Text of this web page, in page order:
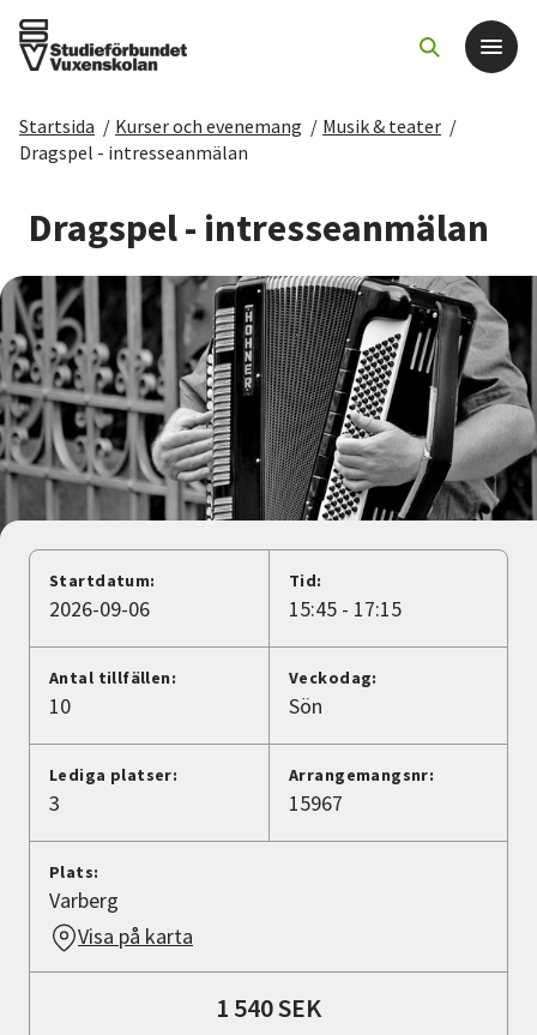
Det här gör vi
För dig som
Sök kurser och evenemang
Om SV
Starta studiecirkel
Cirkelledare
Nyheter
Avdelningar
Lyssna
Startsida / Kurser och evenemang / Musik & teater /
Dragspel - intresseanmälan
Dragspel - intresseanmälan
Startdatum:
2026-09-06
Tid:
15:45 - 17:15
Antal tillfällen:
10
Veckodag:
Sön
Lediga platser:
3
Arrangemangsnr:
15967
Plats:
Varberg
Visa på karta
1 540 SEK